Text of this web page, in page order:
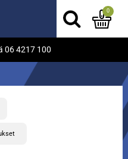
06 4217 100
0